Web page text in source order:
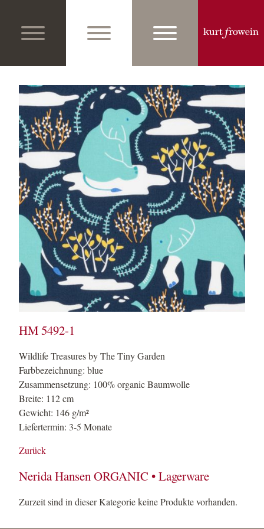
HM 5492-1
Wildlife Treasures by The Tiny Garden
Farbbezeichnung: blue
Zusammensetzung: 100% organic Baumwolle
Breite: 112 cm
Gewicht: 146 g/m²
Liefertermin: 3-5 Monate
Zurück
Nerida Hansen ORGANIC • Lagerware
Zurzeit sind in dieser Kategorie keine Produkte vorhanden.